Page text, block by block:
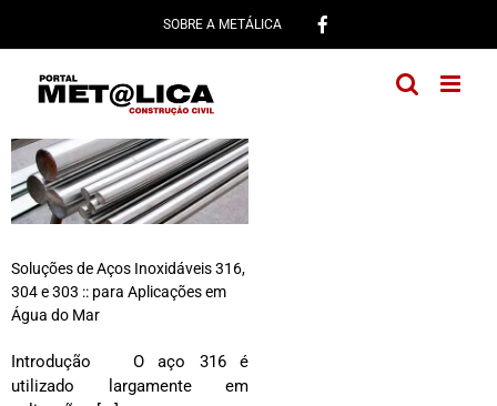
conteúdo
SOBRE A METÁLICA
Soluções de Aços Inoxidáveis 316,
304 e 303 :: para Aplicações em
Água do Mar
Introdução O aço 316 é
utilizado largamente em